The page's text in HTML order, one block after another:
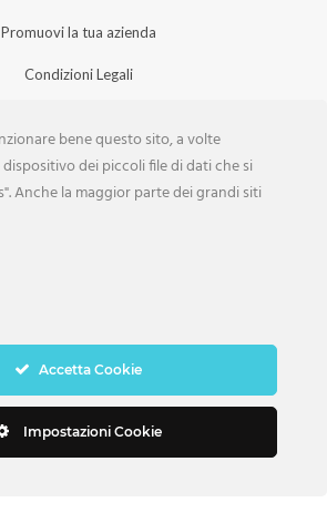
Promuovi la tua azienda
Condizioni Legali
Iscrizione Aziende
Scarica la Rivista
bene questo sito, a volte
dei piccoli file di dati che si
Anche la maggior parte dei grandi siti
Accetta Cookie
Impostazioni Cookie